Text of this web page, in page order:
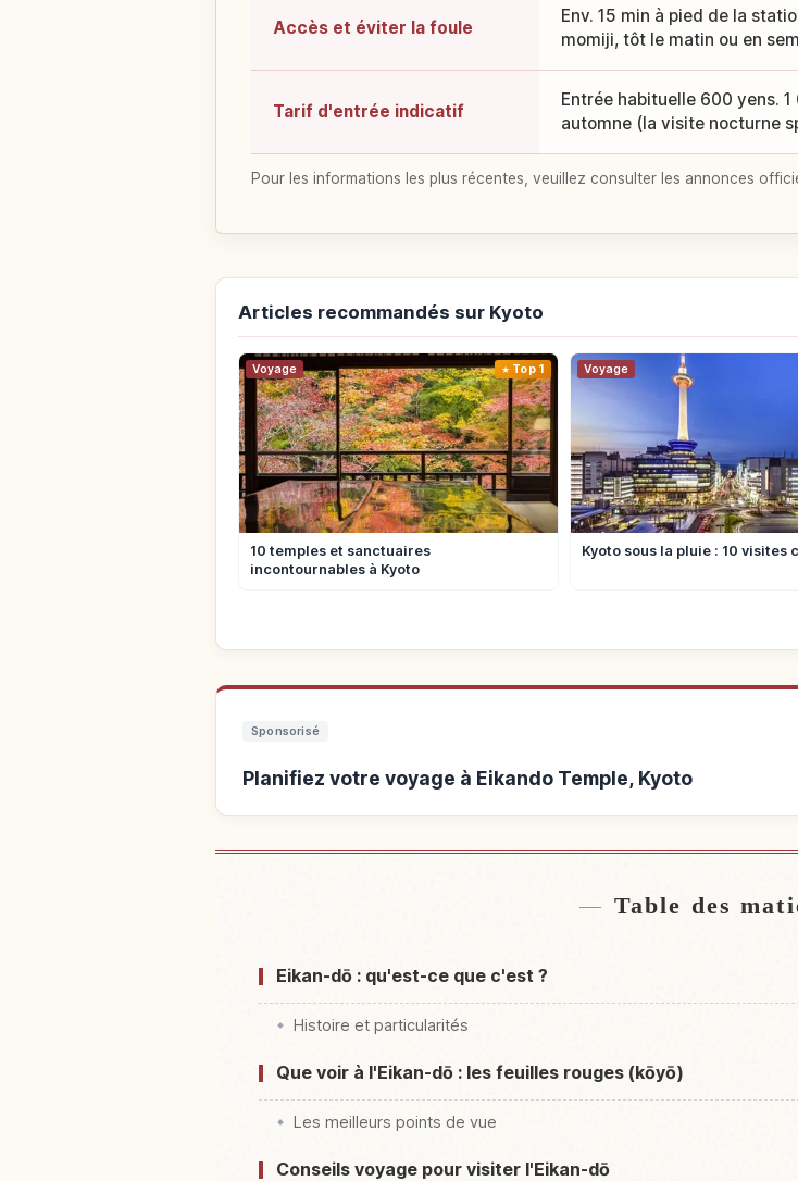
Accès et éviter la foule
Env. 15 min à pied de la
momiji, tôt le matin ou en
Tarif d'entrée indicatif
Entrée habituelle 600 yens.
automne (la visite nocturne
Pour les informations les plus récentes, veuillez consulter les annonces
Articles recommandés sur Kyoto
Voyage Top 1
10 temples et sanctuaires
incontournables à Kyoto
Voyage
Kyoto sous la pluie : 10 visites
Sponsorisé
Planifiez votre voyage à Eikando Temple, Kyoto
Table des
Eikan-dō : qu'est-ce que c'est ?
Histoire et particularités
Que voir à l'Eikan-dō : les feuilles rouges (kōyō)
Les meilleurs points de vue
Conseils voyage pour visiter l'Eikan-dō